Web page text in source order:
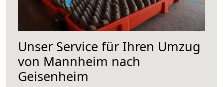
Unser Service für Ihren Umzug
von Mannheim nach
Geisenheim